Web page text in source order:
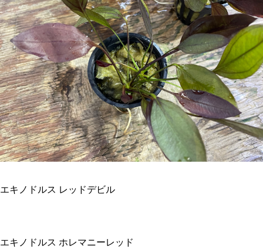
エキノドルス レッドデビル
エキノドルス ホレマニーレッド